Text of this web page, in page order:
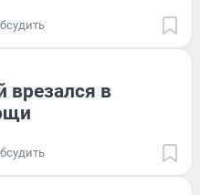
врезался в